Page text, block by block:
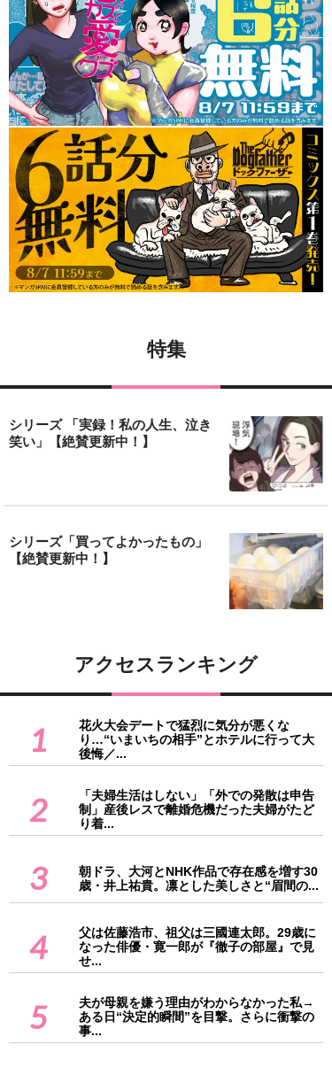
特集
シリーズ 「実録！私の人生、泣き
笑い」【絶賛更新中！】
シリーズ「買ってよかったもの」
【絶賛更新中！】
アクセスランキング
1
花火大会デートで猛烈に気分が悪くな
り…“いまいちの相手”とホテルに行って大
後悔／...
2
「夫婦生活はしない」「外での発散は申告
制」産後レスで離婚危機だった夫婦がたど
り着...
3
朝ドラ、大河とNHK作品で存在感を増す30
歳・井上祐貴。凛とした美しさと“眉間の...
4
父は佐藤浩市、祖父は三國連太郎。29歳に
なった俳優・寛一郎が『徹子の部屋』で見
せ...
5
夫が母親を嫌う理由がわからなかった私→
ある日“決定的瞬間”を目撃。さらに衝撃の
事...